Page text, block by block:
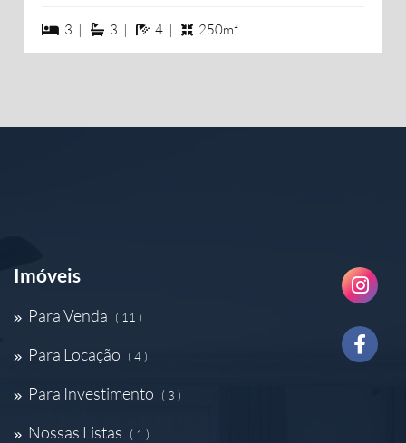
3 dormiórios
3 | 3 suítes
3 | 4 banheiros
4 | 250m²
Imóveis
Para Venda ( 11 )
Para Locação ( 4 )
Para Investimento ( 3 )
Nossas Listas ( 1 )